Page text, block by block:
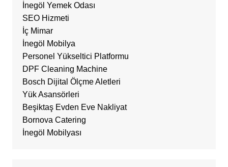
İnegöl Yemek Odası
SEO Hizmeti
İç Mimar
İnegöl Mobilya
Personel Yükseltici Platformu
DPF Cleaning Machine
Bosch Dijital Ölçme Aletleri
Yük Asansörleri
Beşiktaş Evden Eve Nakliyat
Bornova Catering
İnegöl Mobilyası